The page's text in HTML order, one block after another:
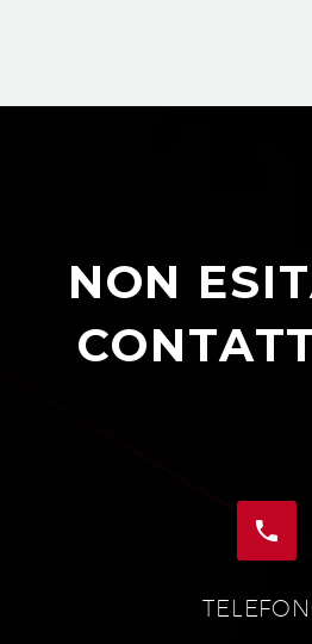
NON

